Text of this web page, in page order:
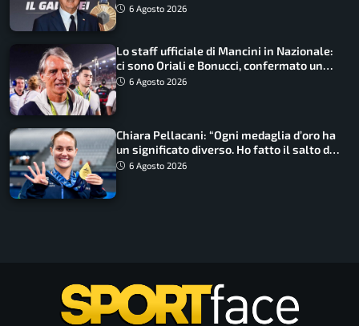
6 Agosto 2026
Lo staff ufficiale di Mancini in Nazionale:
ci sono Oriali e Bonucci, confermato un
ritorno
6 Agosto 2026
Chiara Pellacani: “Ogni medaglia d’oro ha
un significato diverso. Ho fatto il salto di
qualità”
6 Agosto 2026